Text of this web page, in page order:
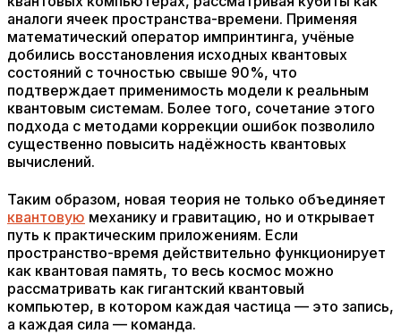
аналоги ячеек пространства-времени. Применяя
математический оператор импринтинга, учёные
добились восстановления исходных квантовых
состояний с точностью свыше 90%, что
подтверждает применимость модели к реальным
квантовым системам. Более того, сочетание этого
подхода с методами коррекции ошибок позволило
существенно повысить надёжность квантовых
вычислений.
Таким образом, новая теория не только объединяет
квантовую механику и гравитацию, но и открывает
путь к практическим приложениям. Если
пространство-время действительно функционирует
как квантовая память, то весь космос можно
рассматривать как гигантский квантовый
компьютер, в котором каждая частица — это запись,
а каждая сила — команда.